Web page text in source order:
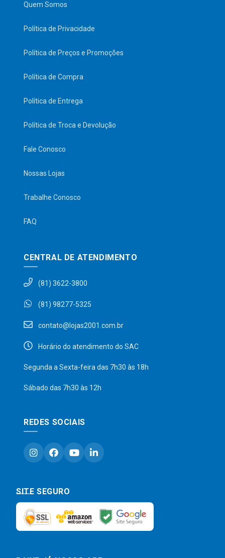
Quem Somos
Política de Privacidade
Política de Preços e Promoções
Política de Compra
Política de Entrega
Política de Troca e Devolução
Fale Conosco
Nossas Lojas
Trabalhe Conosco
FAQ
CENTRAL DE ATENDIMENTO
(81) 3622-3800
(81) 98277-5325
contato@lojas2001.com.br
Horário do atendimento do SAC
Segunda a Sexta-feira das 7h30 às 18h
Sábado das 7h30 às 12h
REDES SOCIAIS
SITE SEGURO